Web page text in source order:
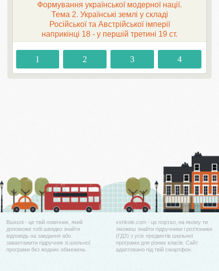
Формування української модерної нації.
Тема 2. Українські землі у складі
Російської та Австрійської імперії
наприкінці 18 - у першій третині 19 ст.
1 2 3 4
Вшколі - це твій помічник, який
допоможе тобі швидко знайти
відповідь на завдання або
завантажити підручник зі шкільної
програми без жодних обмежень.
vshkole.com - це портал, на якому ти
зможеш знайти підручники і роз'язники
(ГДЗ) з усіх предметів шкільної
програми для різних класів. Сайт
адаптовано під твій смартфон.